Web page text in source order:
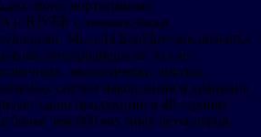
своих портативных
и RIVER с экологически
Миссия EcoFlow заключается
электроэнергией за счет
экологически чистых,
систем накопления и хранения
свою продукцию в 40 странах
чем 600 местных ретейлеров.